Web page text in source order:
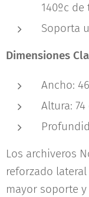
140ºc
Soporta
Dimensiones
Ancho:
Altura: 74
Los archiveros
reforzado
mayor soporte